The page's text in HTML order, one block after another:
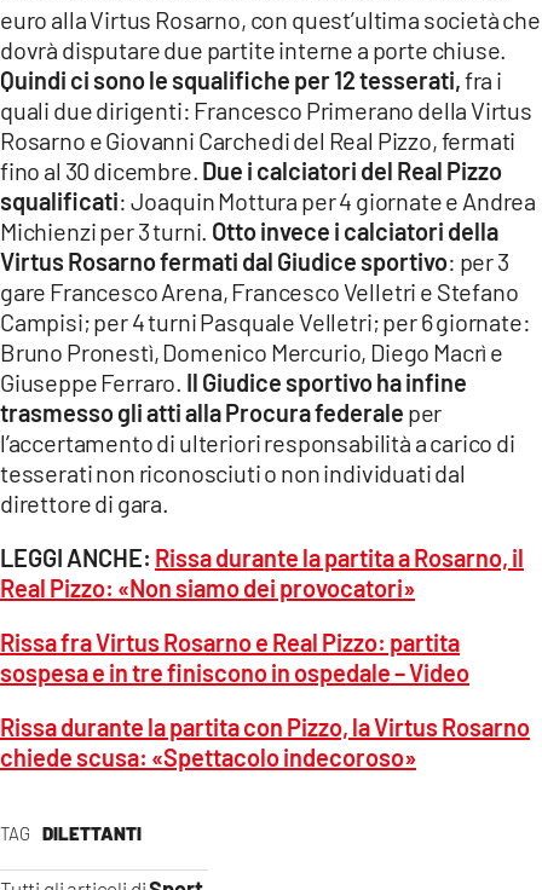
ILREGGINO.IT
COSENZACHANNEL.IT
ILVIBONESE.IT
CATANZAROCHANNEL.IT
LACAPITALENEWS.IT
App
ANDROID
APPLE
TAG DILETTANTI
euro alla Virtus Rosarno, con quest’ultima società che
dovrà disputare due partite interne a porte chiuse.
Quindi ci sono le squalifiche per 12 tesserati,fra i
quali due dirigenti: Francesco Primerano della Virtus
Rosarno e Giovanni Carchedi del Real Pizzo, fermati
fino al 30 dicembre. Due i calciatori del Real Pizzo
squalificati: Joaquin Mottura per 4 giornate e Andrea
Michienzi per 3 turni. Otto invece i calciatori della
Virtus Rosarno fermati dal Giudice sportivo: per 3
gare Francesco Arena, Francesco Velletri e Stefano
Campisi; per 4 turni Pasquale Velletri; per 6 giornate:
Bruno Pronestì, Domenico Mercurio, Diego Macrì e
Giuseppe Ferraro. Il Giudice sportivo ha infine
trasmesso gli atti alla Procura federale per
l’accertamento di ulteriori responsabilità a carico di
tesserati non riconosciuti o non individuati dal
direttore di gara.
LEGGI ANCHE: Rissa durante la partita a Rosarno, il
Real Pizzo: «Non siamo dei provocatori»
Rissa fra Virtus Rosarno e Real Pizzo: partita
sospesa e in tre finiscono in ospedale – Video
Rissa durante la partita con Pizzo, la Virtus Rosarno
chiede scusa: «Spettacolo indecoroso»